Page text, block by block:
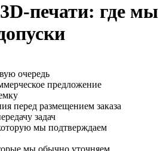
печати: где мы
очередь
предложение
перед размещением заказа
задач
мы подтверждаем
мы обычно уточняем